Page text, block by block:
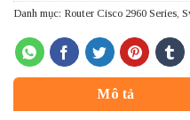
Danh mục: Router Cisco 2960 Series,
Mô tả